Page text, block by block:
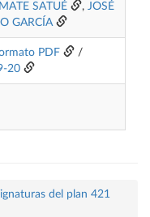
SATUÉ
, JOSÉ
GARCÍA
PDF
/
20
del plan 421